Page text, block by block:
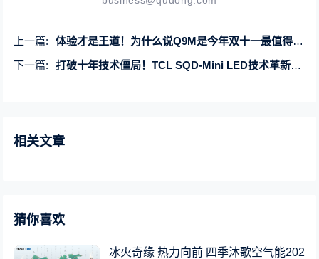
上一篇:
体验才是王道！为什么说Q9M是今年双十一最值得抄底的电视？
下一篇:
打破十年技术僵局！TCL SQD-Mini LED技术革新家庭观影体验
相关文章
猜你喜欢
冰火奇缘 热力向前 四季沐歌空气能202